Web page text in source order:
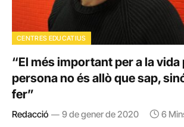
CENTRES EDUCATIUS
“El més important per a la vida
persona no és allò que sap,
fer”
Redacció 9 de gener de 2020 6